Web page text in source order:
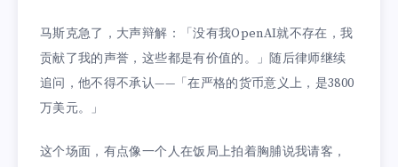
马斯克急了，大声辩解：「没有我OpenAI就不存在，我
贡献了我的声誉，这些都是有价值的。」随后律师继续
追问，他不得不承认——「在严格的货币意义上，是3800
万美元。」
这个场面，有点像一个人在饭局上拍着胸脯说我请客，